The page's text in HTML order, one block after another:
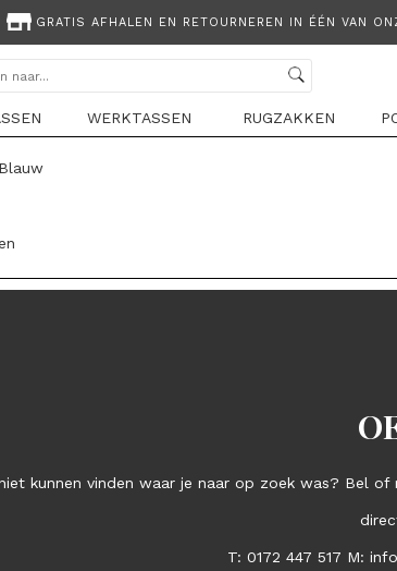
GRATIS AFHALEN EN RETOURNEREN IN ÉÉN VAN
WERKTASSEN RUGZAKKEN
Blauw
kunnen vinden waar je naar op zoek was? Bel
T: 0172 447 517 M: